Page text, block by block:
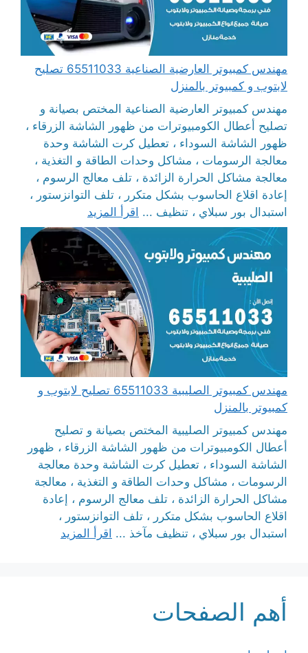
مهندس كمبيوتر العارضية الصناعية 65511033 تصليح
لابتوب و كمبيوتر بالمنزل
مهندس كمبيوتر العارضية الصناعية المختص بصيانة و
تصليح أعطال الكومبيوترات من ظهور الشاشة الزرقاء ،
ظهور الشاشة السوداء ، تعطيل كرت الشاشة وحدة
معالجة الرسومات ، مشاكل وحدات الطاقة و التغذية ،
معالجة مشاكل الحرارة الزائدة ، تلف معالج الرسوم ،
إعادة اقلاع الحاسوب بشكل متكرر ، تلف التوانزستور ،
استبدال بور سبلاي ، تنظيف ... اقرأ المزيد
مهندس كمبيوتر الصليبية 65511033 تصليح لابتوب و
كمبيوتر بالمنزل
مهندس كمبيوتر الصليبية المختص بصيانة و تصليح
أعطال الكومبيوترات من ظهور الشاشة الزرقاء ، ظهور
الشاشة السوداء ، تعطيل كرت الشاشة وحدة معالجة
الرسومات ، مشاكل وحدات الطاقة و التغذية ، معالجة
مشاكل الحرارة الزائدة ، تلف معالج الرسوم ، إعادة
اقلاع الحاسوب بشكل متكرر ، تلف التوانزستور ،
استبدال بور سبلاي ، تنظيف مآخذ ... اقرأ المزيد
أهم الصفحات